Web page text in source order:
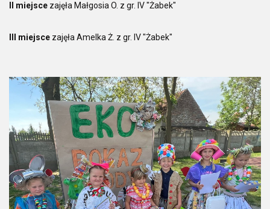
II miejsce zajęła Małgosia O. z gr. IV "Żabek"
III miejsce zajęła Amelka Ż. z gr. IV "Żabek"